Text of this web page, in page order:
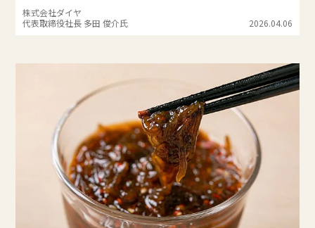
株式会社ダイヤ
代表取締役社長 多田 俊介氏
2026.04.06